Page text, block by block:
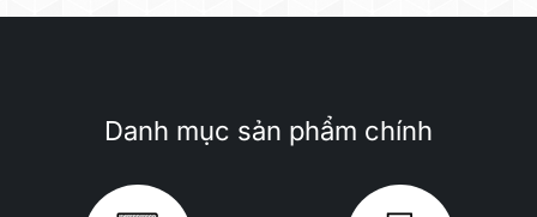
Danh mục sản phẩm chính